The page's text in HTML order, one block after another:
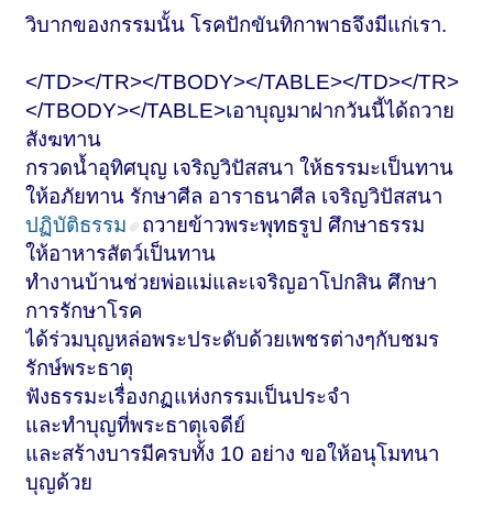
วิบากของกรรมนั้น โรคปักขันทิกาพาธจึงมีแก่เรา.
</TD></TR></TBODY></TABLE></TD></TR>
</TBODY></TABLE>เอาบุญมาฝากวันนี้ได้ถวาย
สังฆทาน
กรวดน้ำอุทิศบุญ เจริญวิปัสสนา ให้ธรรมะเป็นทาน
ให้อภัยทาน รักษาศีล อาราธนาศีล เจริญวิปัสสนา
ปฏิบัติธรรม
ถวายข้าวพระพุทธรูป ศึกษาธรรม
ให้อาหารสัตว์เป็นทาน
ทำงานบ้านช่วยพ่อแม่และเจริญอาโปกสิน ศึกษา
การรักษาโรค
ได้ร่วมบุญหล่อพระประดับด้วยเพชรต่างๆกับชมร
รักษ์พระธาตุ
ฟังธรรมะเรื่องกฏแห่งกรรมเป็นประจำ
และทำบุญที่พระธาตุเจดีย์
และสร้างบารมีครบทั้ง 10 อย่าง ขอให้อนุโมทนา
บุญด้วย